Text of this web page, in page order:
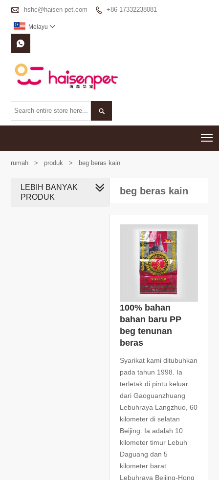
 hshc@haisen-pet.com  +86-17332238081
Melayu 


rumah > produk > beg beras kain
beg beras kain
100% bahan
bahan baru PP
beg tenunan
beras
Syarikat kami ditubuhkan
pada tahun 1998. Ia
terletak di pintu keluar
dari Gaoguanzhuang
Lebuhraya Langzhuo, 60
kilometer di selatan
Beijing. Ia adalah 10
kilometer timur Lebuh
Daguang dan 5
kilometer barat
Lebuhraya Beijing-Hong
LEBIH BANYAK
PRODUK